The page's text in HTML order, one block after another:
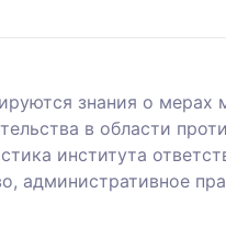
знания о мерах
в области
института
административное